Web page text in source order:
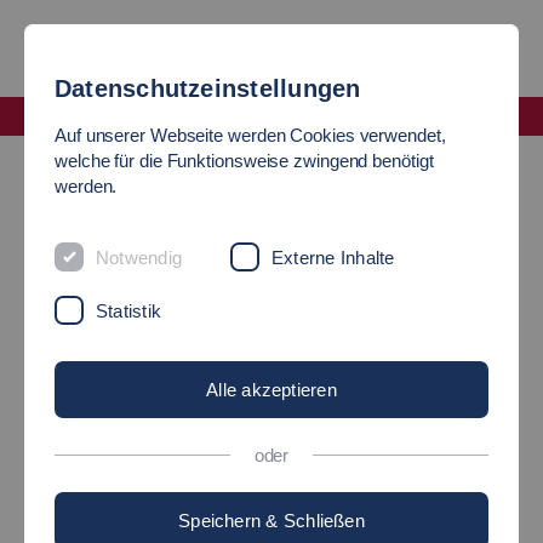
Partnerhochschulen
PARTNERHOCHSCHULEN
IM AUSLAND
Datenschutzeinstellungen
Auf unserer Webseite werden Cookies verwendet,
welche für die Funktionsweise zwingend benötigt
werden.
Notwendig Externe Inhalte
Statistik
Alle akzeptieren
oder
Speichern & Schließen